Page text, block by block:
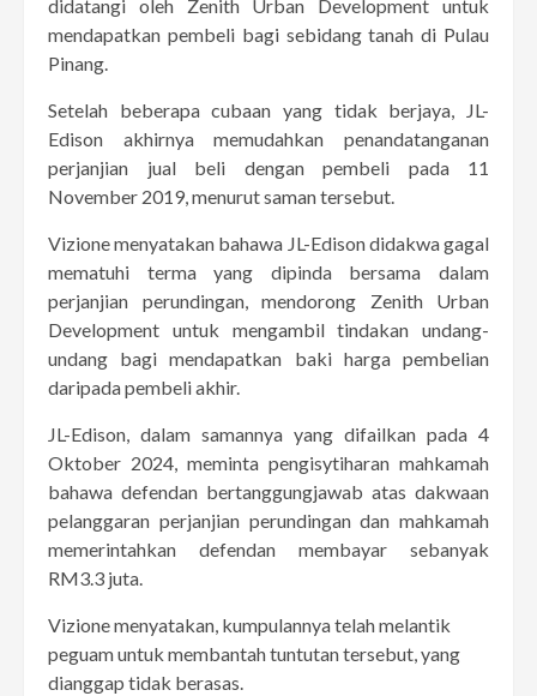
didatangi oleh Zenith Urban Development untuk
mendapatkan pembeli bagi sebidang tanah di Pulau
Pinang.
Setelah beberapa cubaan yang tidak berjaya, JL-
Edison akhirnya memudahkan penandatanganan
perjanjian jual beli dengan pembeli pada 11
November 2019, menurut saman tersebut.
Vizione menyatakan bahawa JL-Edison didakwa gagal
mematuhi terma yang dipinda bersama dalam
perjanjian perundingan, mendorong Zenith Urban
Development untuk mengambil tindakan undang-
undang bagi mendapatkan baki harga pembelian
daripada pembeli akhir.
JL-Edison, dalam samannya yang difailkan pada 4
Oktober 2024, meminta pengisytiharan mahkamah
bahawa defendan bertanggungjawab atas dakwaan
pelanggaran perjanjian perundingan dan mahkamah
memerintahkan defendan membayar sebanyak
RM3.3 juta.
Vizione menyatakan, kumpulannya telah melantik
peguam untuk membantah tuntutan tersebut, yang
dianggap tidak berasas.